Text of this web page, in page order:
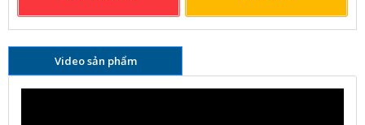
Video sản phẩm